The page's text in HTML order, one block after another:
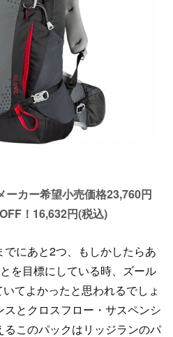
ーカー希望小売価格23,760円
！16,632円(税込)
にあと2つ、もしかしたらあ
を目標にしている時、ズール
てよかったと思われるでしょ
とクロスフロー・サスペンシ
るこのパックはリッジランのパ